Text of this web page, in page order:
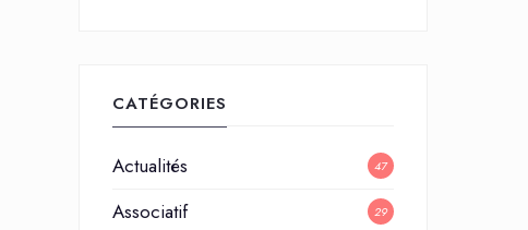
CATÉGORIES
Actualités 47
Associatif 29